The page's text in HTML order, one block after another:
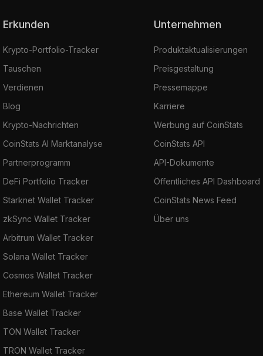
Erkunden
Krypto-Portfolio-Tracker
Tauschen
Verdienen
Blog
Krypto-Nachrichten
CoinStats AI Marktanalyse
Partnerprogramm
DeFi Portfolio Tracker
Starknet Wallet Tracker
zkSync Wallet Tracker
Arbitrum Wallet Tracker
Solana Wallet Tracker
Cosmos Wallet Tracker
Ethereum Wallet Tracker
Base Wallet Tracker
TON Wallet Tracker
TRON Wallet Tracker
Unternehmen
Produktaktualisierungen
Preisgestaltung
Pressemappe
Karriere
Werbung auf CoinStats
CoinStats API
API-Dokumente
Öffentliches API Dashboard
CoinStats News Feed
Über uns